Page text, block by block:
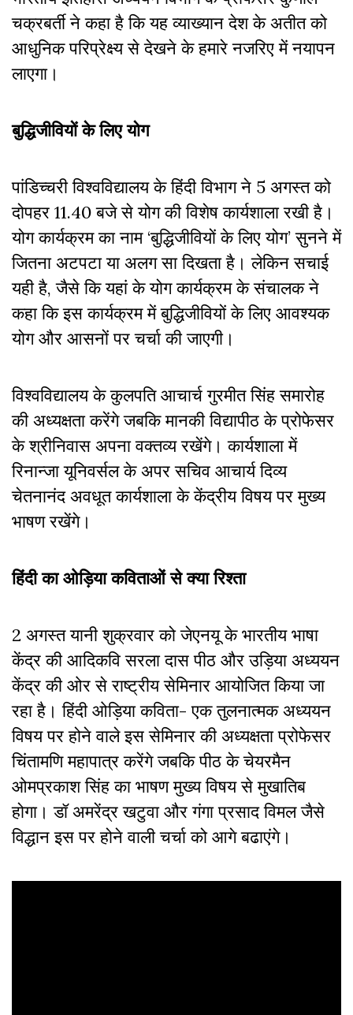
चक्रबर्ती ने कहा है कि यह व्याख्यान देश के अतीत को
आधुनिक परिप्रेक्ष्य से देखने के हमारे नजरिए में नयापन
लाएगा।
बुद्धिजीवियों के लिए योग
पांडिच्चरी विश्वविद्यालय के हिंदी विभाग ने 5 अगस्त को
दोपहर 11.40 बजे से योग की विशेष कार्यशाला रखी है।
योग कार्यक्रम का नाम ‘बुद्धिजीवियों के लिए योग’ सुनने में
जितना अटपटा या अलग सा दिखता है। लेकिन सचाई
यही है, जैसे कि यहां के योग कार्यक्रम के संचालक ने
कहा कि इस कार्यक्रम में बुद्धिजीवियों के लिए आवश्यक
योग और आसनों पर चर्चा की जाएगी।
विश्वविद्यालय के कुलपति आचार्च गुरमीत सिंह समारोह
की अध्यक्षता करेंगे जबकि मानकी विद्यापीठ के प्रोफेसर
के श्रीनिवास अपना वक्तव्य रखेंगे। कार्यशाला में
रिनान्जा यूनिवर्सल के अपर सचिव आचार्य दिव्य
चेतनानंद अवधूत कार्यशाला के केंद्रीय विषय पर मुख्य
भाषण रखेंगे।
हिंदी का ओड़िया कविताओं से क्या रिश्ता
2 अगस्त यानी शुक्रवार को जेएनयू के भारतीय भाषा
केंद्र की आदिकवि सरला दास पीठ और उड़िया अध्ययन
केंद्र की ओर से राष्ट्रीय सेमिनार आयोजित किया जा
रहा है। हिंदी ओड़िया कविता- एक तुलनात्मक अध्ययन
विषय पर होने वाले इस सेमिनार की अध्यक्षता प्रोफेसर
चिंतामणि महापात्र करेंगे जबकि पीठ के चेयरमैन
ओमप्रकाश सिंह का भाषण मुख्य विषय से मुखातिब
होगा। डॉ अमरेंद्र खटुवा और गंगा प्रसाद विमल जैसे
विद्धान इस पर होने वाली चर्चा को आगे बढाएंगे।